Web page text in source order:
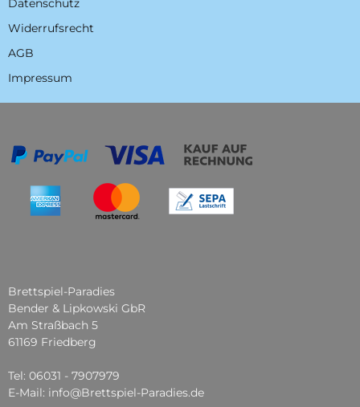
Datenschutz
Widerrufsrecht
AGB
Impressum
Brettspiel-Paradies
Bender & Lipkowski GbR
Am Straßbach 5
61169 Friedberg
Tel: 06031 - 7907979
E-Mail: info@Brettspiel-Paradies.de